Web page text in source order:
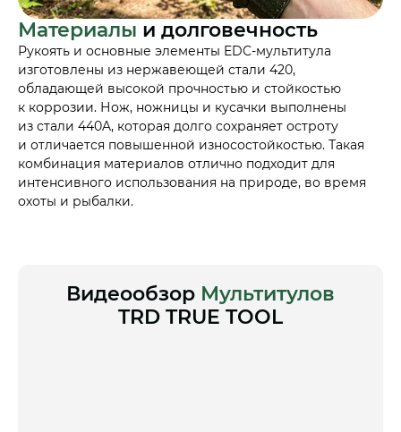
Материалы и долговечность
Рукоять и основные элементы EDC-мультитула
изготовлены из нержавеющей стали 420,
обладающей высокой прочностью и стойкостью
к коррозии. Нож, ножницы и кусачки выполнены
из стали 440A, которая долго сохраняет остроту
и отличается повышенной износостойкостью. Такая
комбинация материалов отлично подходит для
интенсивного использования на природе, во время
охоты и рыбалки.
Видеообзор Мультитулов
TRD TRUE TOOL